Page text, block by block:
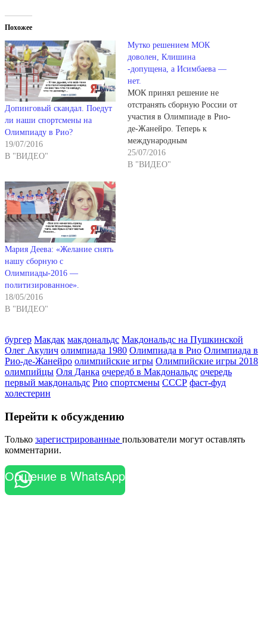
Похожее
Допинговый скандал. Поедут
ли наши спортсмены на
Олимпиаду в Рио?
19/07/2016
В "ВИДЕО"
Мутко решением МОК
доволен, Клишина
-допущена, а Исимбаева —
нет.
МОК принял решение не
отстранять сборную России от
участия в Олимпиаде в Рио-
де-Жанейро. Теперь к
международным
соревнованиям будут
допущены конкретные
25/07/2016
В "ВИДЕО"
Мария Деева: «Желание снять
нашу сборную с
Олимпиады-2016 —
политизированное».
18/05/2016
В "ВИДЕО"
бургер Макдак макдональдс Макдональдс на Пушкинской
Олег Акулич олимпиада 1980 Олимпиада в Рио Олимпиада в
Рио-де-Жанейро олимпийские игры Олимпийские игры 2018
олимпийцы Оля Данка очередб в Макдональдс очередь
первый макдональдс Рио спортсмены СССР фаст-фуд
холестерин
Перейти к обсуждению
Только зарегистрированные пользователи могут оставлять
комментарии.
Общение в WhatsApp